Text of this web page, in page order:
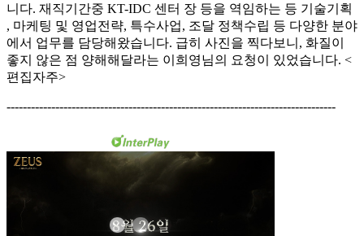
니다. 재직기간중 KT-IDC 센터 장 등을 역임하는 등 기술기획
, 마케팅 및 영업전략, 특수사업, 조달 정책수립 등 다양한 분야
에서 업무를 담당해왔습니다. 급히 사진을 찍다보니, 화질이
좋지 않은 점 양해해달라는 이희영님의 요청이 있었습니다. <
편집자주>
---------------------------------------------------------------------------------